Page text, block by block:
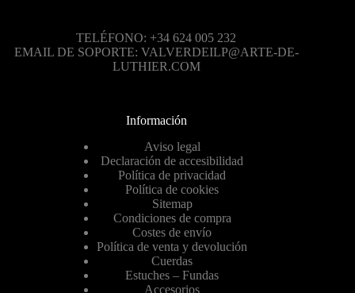
TELÉFONO: +34 624 005 232
EMAIL DE SOPORTE: VALVERDEILP@ARTE-DE-
LUTHIER.COM
Información
Aviso legal
Declaración de accesibilidad
Política de privacidad
Política de cookies
Sitemap
Condiciones de compra
Costes de envío
Política de venta y devolución
Cuerdas
Estuches – Fundas
Accesorios